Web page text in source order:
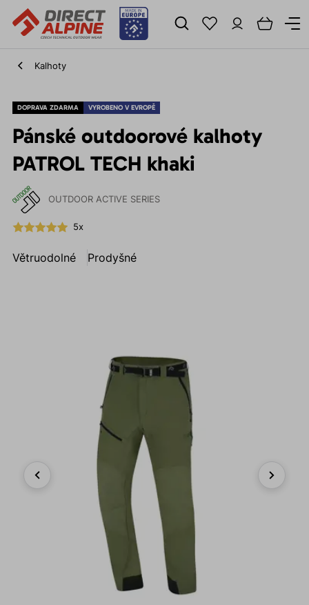
Kalhoty
DOPRAVA ZDARMA VYROBENO V EVROPĚ
Pánské outdoorové kalhoty
PATROL TECH khaki
OUTDOOR ACTIVE SERIES
5x
Větruodolné Prodyšné